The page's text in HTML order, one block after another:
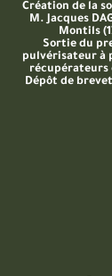
Création de la
M. Jacques
Montils
Sortie du
pulvérisateur à
récupérateurs
Dépôt de